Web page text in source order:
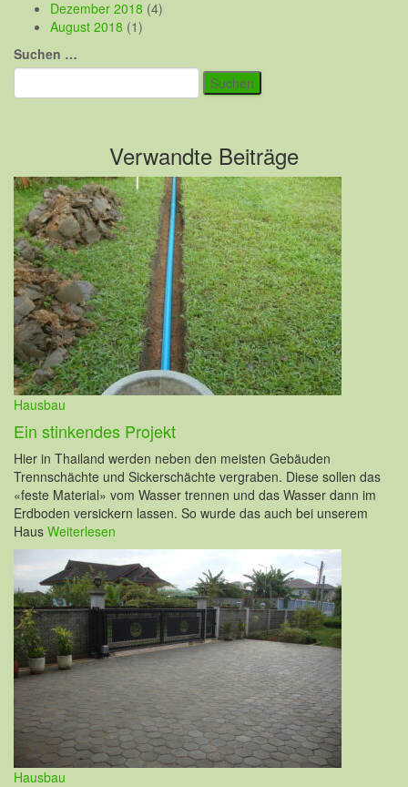
Dezember 2018 (4)
August 2018 (1)
Suchen
nach:
Suchen …
Verwandte Beiträge
Hausbau
Ein stinkendes Projekt
Hier in Thailand werden neben den meisten Gebäuden
Trennschächte und Sickerschächte vergraben. Diese sollen das
«feste Material» vom Wasser trennen und das Wasser dann im
Erdboden versickern lassen. So wurde das auch bei unserem
Haus Weiterlesen
Hausbau